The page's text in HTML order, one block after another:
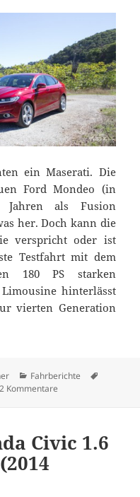
ein Maserati. Die
Ford Mondeo (in
als Fusion
her. Doch kann die
verspricht oder ist
Testfahrt mit dem
180 PS starken
hinterlässt
vierten Generation
Ford Mondeo 2.0l TDCi
Kategorien
Fahrberichte
2 Kommentare
Civic 1.6